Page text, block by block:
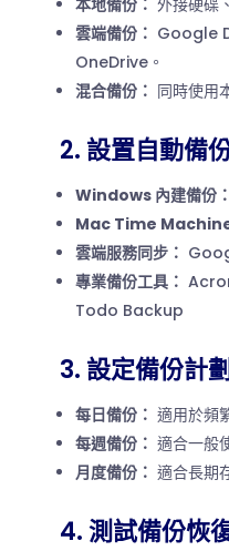
雲端備份： Google
OneDrive。
混合備份： 同時使用
2. 設置自動備
Windows 內建備份：
Mac Time
雲端服務同步：
專業備份工具：
Todo Backup
3. 設定備份計劃
每日備份： 適用於頻
每週備份： 適合一般
月度備份： 適合長期
4. 測試備份恢